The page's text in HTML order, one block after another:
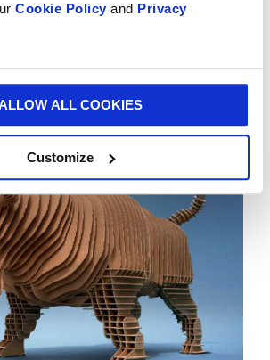
Cookie Policy and Privacy
ALL COOKIES
Customize
collaborateurs sont ravis de pouvoir
et cette 9ème édition confirme le